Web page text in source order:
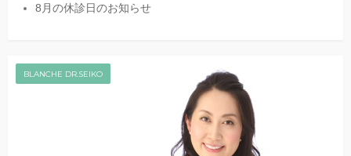
8月の休診日のお知らせ
BLANCHE DR.SEIKO